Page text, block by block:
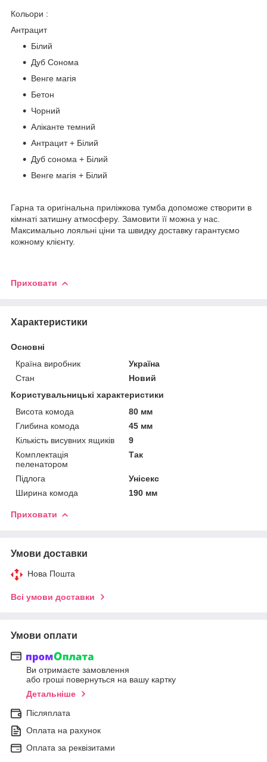
Кольори :
Антрацит
Білий
Дуб Сонома
Венге магія
Бетон
Чорний
Аліканте темний
Антрацит + Білий
Дуб сонома + Білий
Венге магія + Білий
Гарна та оригінальна приліжкова тумба допоможе створити в
кімнаті затишну атмосферу. Замовити її можна у нас.
Максимально лояльні ціни та швидку доставку гарантуємо
кожному клієнту.
Приховати
Характеристики
Основні
Країна виробник
Україна
Стан
Новий
Користувальницькі характеристики
Висота комода
80 мм
Глибина комода
45 мм
Кількість висувних ящиків
9
Комплектація
пеленатором
Так
Підлога
Унісекс
Ширина комода
190 мм
Приховати
Умови доставки
Нова Пошта
Всі умови доставки
Умови оплати
Ви отримаєте замовлення
або гроші повернуться на вашу картку
Детальніше
Післяплата
Оплата на рахунок
Оплата за реквізитами